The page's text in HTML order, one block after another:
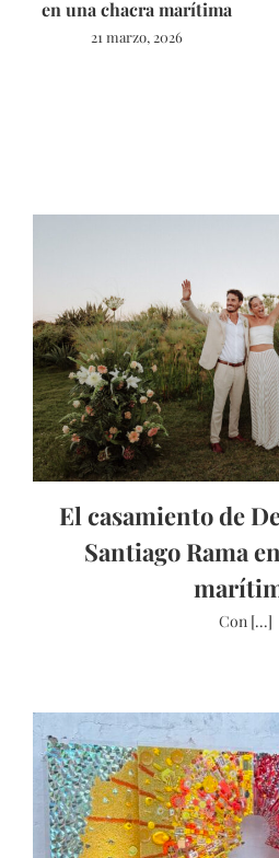
en una chacra marítima
21 marzo, 2026
El casamiento de
Santiago Rama
Con [...]